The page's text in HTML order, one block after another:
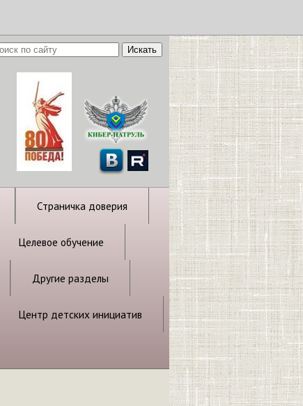
Страничка доверия
Целевое обучение
Другие разделы
Центр детских инициатив